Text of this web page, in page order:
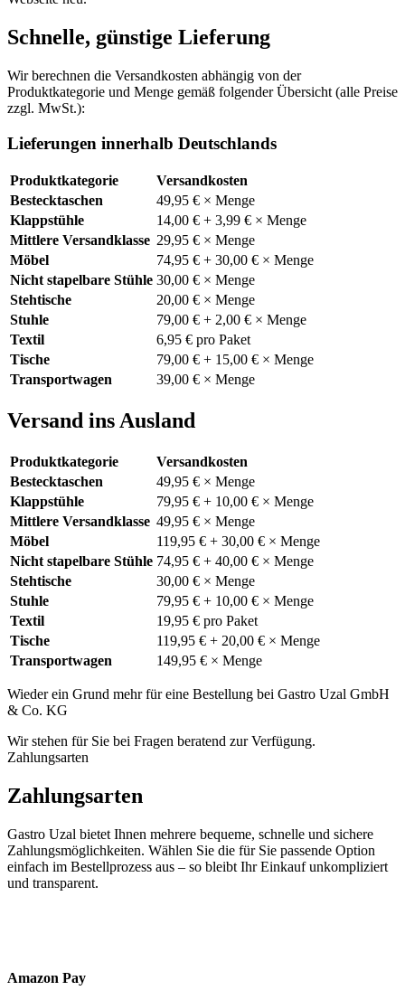
Schnelle, günstige Lieferung
Wir berechnen die Versandkosten abhängig von der
Produktkategorie und Menge gemäß folgender Übersicht (alle Preise
zzgl. MwSt.):
Lieferungen innerhalb Deutschlands
Produktkategorie
Versandkosten
Bestecktaschen
49,95 € × Menge
Klappstühle
14,00 € + 3,99 € × Menge
Mittlere Versandklasse 29,95 € × Menge
Möbel
74,95 € + 30,00 € × Menge
Nicht stapelbare Stühle 30,00 € × Menge
Stehtische
20,00 € × Menge
Stuhle
79,00 € + 2,00 € × Menge
Textil
6,95 € pro Paket
Tische
79,00 € + 15,00 € × Menge
Transportwagen
39,00 € × Menge
Versand ins Ausland
Produktkategorie
Versandkosten
Bestecktaschen
49,95 € × Menge
Klappstühle
79,95 € + 10,00 € × Menge
Mittlere Versandklasse 49,95 € × Menge
Möbel
119,95 € + 30,00 € × Menge
Nicht stapelbare Stühle 74,95 € + 40,00 € × Menge
Stehtische
30,00 € × Menge
Stuhle
79,95 € + 10,00 € × Menge
Textil
19,95 € pro Paket
Tische
119,95 € + 20,00 € × Menge
Transportwagen
149,95 € × Menge
Wieder ein Grund mehr für eine Bestellung bei Gastro Uzal GmbH
& Co. KG
Wir stehen für Sie bei Fragen beratend zur Verfügung.
Zahlungsarten
Zahlungsarten
Gastro Uzal bietet Ihnen mehrere bequeme, schnelle und sichere
Zahlungs­möglichkeiten. Wählen Sie die für Sie passende Option
einfach im Bestell­prozess aus – so bleibt Ihr Einkauf unkompliziert
und transparent.
Amazon Pay